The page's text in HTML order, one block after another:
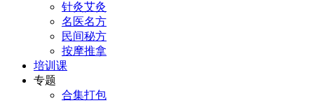
针灸艾灸
名医名方
民间秘方
按摩推拿
培训课
专题
合集打包